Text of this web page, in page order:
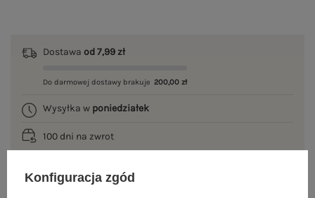
Dostawa od 7,99 zł
Do darmowej dostawy brakuje 200,00 zł
Wysyłka w poniedziałek
100 dni na zwrot
Konfiguracja zgód